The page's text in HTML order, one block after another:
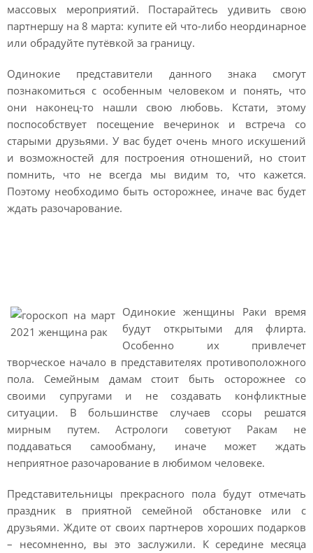
массовых мероприятий. Постарайтесь удивить свою
партнершу на 8 марта: купите ей что-либо неординарное
или обрадуйте путёвкой за границу.
Одинокие представители данного знака смогут
познакомиться с особенным человеком и понять, что
они наконец-то нашли свою любовь. Кстати, этому
поспособствует посещение вечеринок и встреча со
старыми друзьями. У вас будет очень много искушений
и возможностей для построения отношений, но стоит
помнить, что не всегда мы видим то, что кажется.
Поэтому необходимо быть осторожнее, иначе вас будет
ждать разочарование.
Одинокие женщины Раки время
будут открытыми для флирта.
Особенно их привлечет
творческое начало в представителях противоположного
пола. Семейным дамам стоит быть осторожнее со
своими супругами и не создавать конфликтные
ситуации. В большинстве случаев ссоры решатся
мирным путем. Астрологи советуют Ракам не
поддаваться самообману, иначе может ждать
неприятное разочарование в любимом человеке.
Представительницы прекрасного пола будут отмечать
праздник в приятной семейной обстановке или с
друзьями. Ждите от своих партнеров хороших подарков
– несомненно, вы это заслужили. К середине месяца